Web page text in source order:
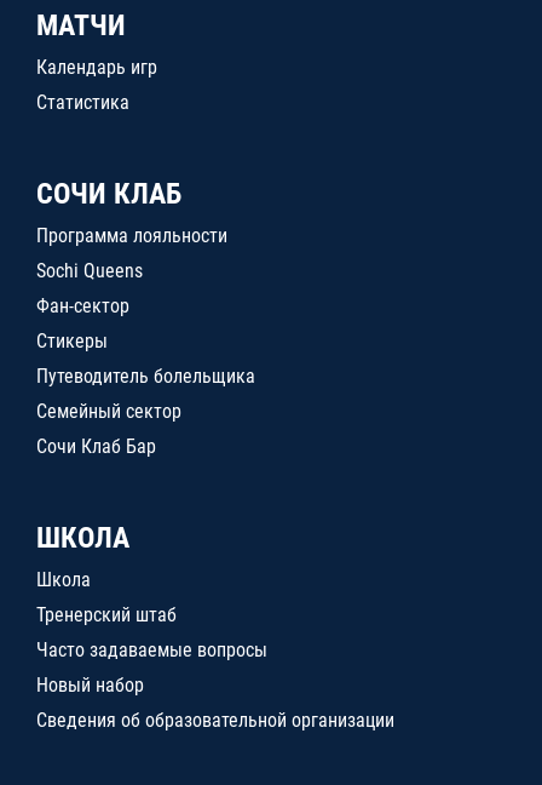
МАТЧИ
Календарь игр
Статистика
СОЧИ КЛАБ
Программа лояльности
Sochi Queens
Фан-сектор
Стикеры
Путеводитель болельщика
Семейный сектор
Сочи Клаб Бар
ШКОЛА
Школа
Тренерский штаб
Часто задаваемые вопросы
Новый набор
Сведения об образовательной организации